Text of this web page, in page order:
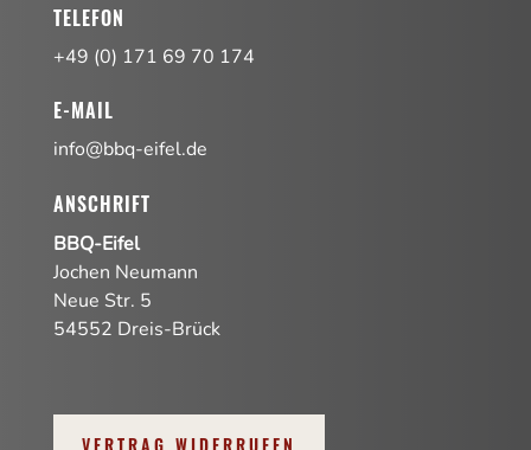
TELEFON
+49 (0) 171 69 70 174
E-MAIL
info@bbq-eifel.de
ANSCHRIFT
BBQ-Eifel
Jochen Neumann
Neue Str. 5
54552 Dreis-Brück
VERTRAG WIDERRUFEN